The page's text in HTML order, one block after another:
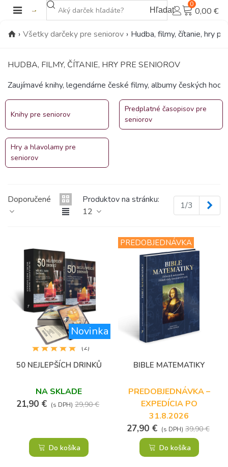
Hľadať
0
0,00 €
› Všetky darčeky pre seniorov › Hudba, filmy, čítanie, hry
HUDBA, FILMY, ČÍTANIE, HRY PRE SENIOROV
Zaujímavé knihy, legendárne české filmy, albumy českých
Knihy pre seniorov
Predplatné časopisov pre
seniorov
Hry a hlavolamy pre
seniorov
Doporučené
Produktov na stránku:
12
1/3
Novinka
50 NEJLEPŠÍCH DRINKŮ
NA SKLADE
21,90 € (s DPH) 29,90 €
(2)
Do košíka
PREDOBJEDNÁVKA
BIBLE MATEMATIKY
PREDOBJEDNÁVKA –
EXPEDÍCIA PO
31.8.2026
27,90 € (s DPH) 39,90 €
Do košíka